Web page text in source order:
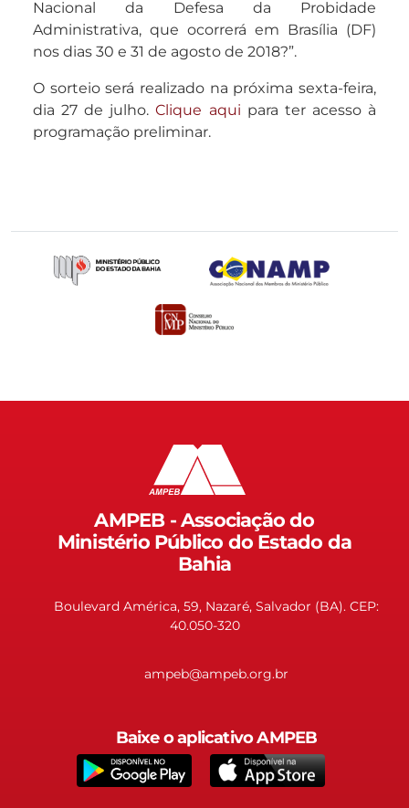
Nacional da Defesa da Probidade
Administrativa, que ocorrerá em Brasília (DF)
nos dias 30 e 31 de agosto de 2018?”.
O sorteio será realizado na próxima sexta-feira,
dia 27 de julho. Clique aqui para ter acesso à
programação preliminar.
AMPEB - Associação do
Ministério Público do Estado da
Bahia
Boulevard América, 59, Nazaré, Salvador (BA). CEP:
40.050-320
ampeb@ampeb.org.br
Baixe o aplicativo AMPEB